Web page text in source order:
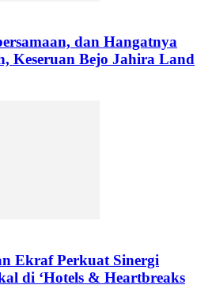
dan Hangatnya
Keseruan Bejo Jahira Land
Ekraf Perkuat Sinergi
di ‘Hotels & Heartbreaks